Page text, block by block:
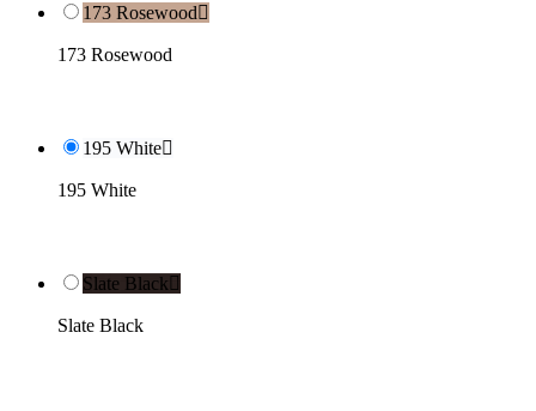
173 Rosewood
173 Rosewood
195 White
195 White
Slate Black
Slate Black